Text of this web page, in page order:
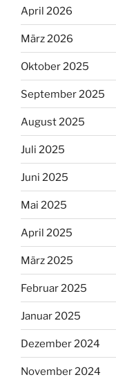
April 2026
März 2026
Oktober 2025
September 2025
August 2025
Juli 2025
Juni 2025
Mai 2025
April 2025
März 2025
Februar 2025
Januar 2025
Dezember 2024
November 2024